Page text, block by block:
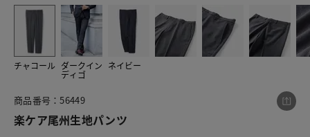
チャコール ダークイン
ディゴ
ネイビー
商品番号：56449
楽ケア尾州生地パンツ
この商品をシェアする
楽ケア尾州生地パンツ
¥9,990
税込¥10,989